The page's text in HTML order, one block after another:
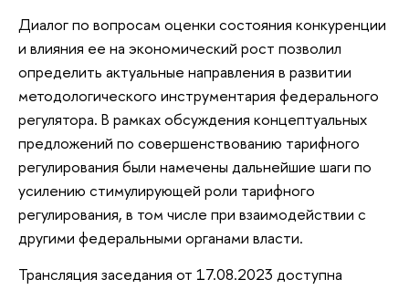
Диалог по вопросам оценки состояния конкуренции
и влияния ее на экономический рост позволил
определить актуальные направления в развитии
методологического инструментария федерального
регулятора. В рамках обсуждения концептуальных
предложений по совершенствованию тарифного
регулирования были намечены дальнейшие шаги по
усилению стимулирующей роли тарифного
регулирования, в том числе при взаимодействии с
другими федеральными органами власти.
Трансляция заседания от 17.08.2023 доступна